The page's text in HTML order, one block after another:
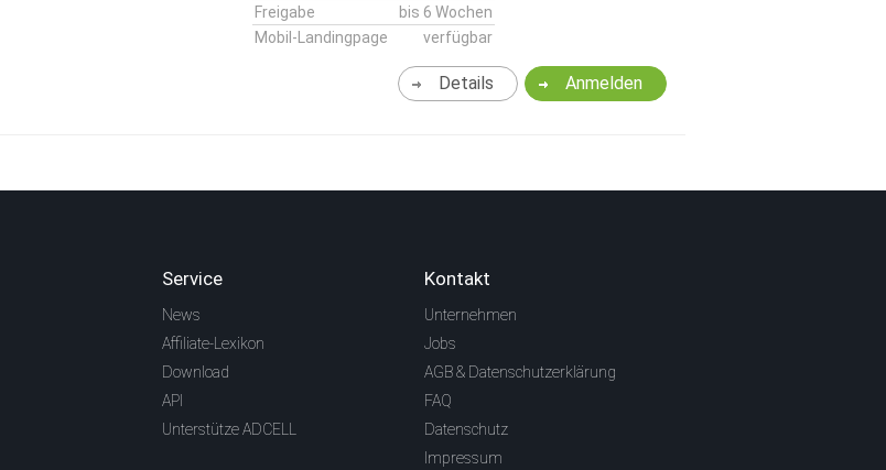
Freigabe
bis 6 Wochen
Mobil-Landingpage
verfügbar
Anmelden
Details
Service
News
Affiliate-Lexikon
Download
API
Unterstütze ADCELL
Kontakt
Unternehmen
Jobs
AGB & Datenschutzerklärung
FAQ
Datenschutz
Impressum